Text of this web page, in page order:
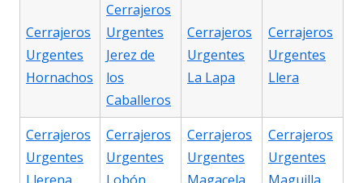
Cerrajeros
Urgentes
Hornachos
Cerrajeros
Urgentes
Jerez de
los
Caballeros
Cerrajeros
Urgentes
La Lapa
Cerrajeros
Urgentes
Llera
Cerrajeros
Urgentes
Cerrajeros
Urgentes
Cerrajeros
Urgentes
Cerrajeros
Urgentes